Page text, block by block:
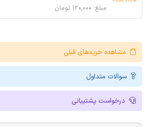
مبلغ: ۱۲۰,۰۰۰ تومان
مشاهده خریدهای قبلی
سوالات متداول
درخواست پشتیبانی